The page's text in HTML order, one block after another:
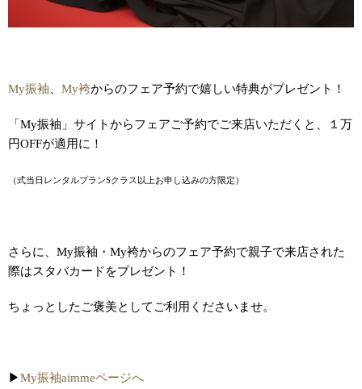
My振袖 My袴からのフェア予約で嬉しい特典がプレゼント！
「My振袖」サイトからフェアご予約でご来店いただくと、１万
円OFFが適用に！
（式当日レンタルプランSクラス以上お申し込みの方限定）
さらに、My振袖・My袴からのフェア予約で親子で来店された
際はスタバカードをプレゼント！
ちょっとしたご褒美としてご利用くださいませ。
▶︎My振袖aimmeページへ